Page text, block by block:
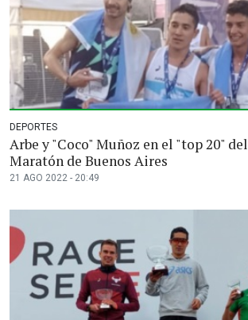
DEPORTES
Arbe y "Coco" Muñoz en el "top 20"
Maratón de Buenos Aires
21 AGO 2022 - 20:49